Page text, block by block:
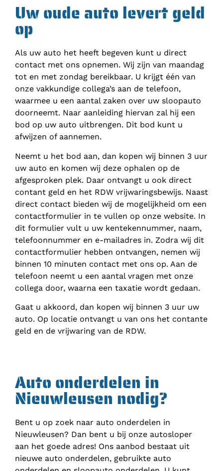
Uw oude auto levert geld
op
Als uw auto het heeft begeven kunt u direct
contact met ons opnemen. Wij zijn van maandag
tot en met zondag bereikbaar. U krijgt één van
onze vakkundige collega’s aan de telefoon,
waarmee u een aantal zaken over uw sloopauto
doorneemt. Naar aanleiding hiervan zal hij een
bod op uw auto uitbrengen. Dit bod kunt u
afwijzen of aannemen.
Neemt u het bod aan, dan kopen wij binnen 3 uur
uw auto en komen wij deze ophalen op de
afgesproken plek. Daar ontvangt u ook direct
contant geld en het RDW vrijwaringsbewijs. Naast
direct contact bieden wij de mogelijkheid om een
contactformulier in te vullen op onze website. In
dit formulier vult u uw kentekennummer, naam,
telefoonnummer en e-mailadres in. Zodra wij dit
contactformulier hebben ontvangen, nemen wij
binnen 10 minuten contact met ons op. Aan de
telefoon neemt u een aantal vragen met onze
collega door, waarna een taxatie wordt gedaan.
Gaat u akkoord, dan kopen wij binnen 3 uur uw
auto. Op locatie ontvangt u van ons het contante
geld en de vrijwaring van de RDW.
Auto onderdelen in
Nieuwleusen nodig?
Bent u op zoek naar auto onderdelen in
Nieuwleusen? Dan bent u bij onze autosloper
aan het goede adres! Ons aanbod bestaat uit
nieuwe auto onderdelen, gebruikte auto